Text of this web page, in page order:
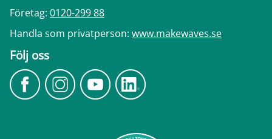
Företag: 0120-299 88
Handla som privatperson: www.makewaves.se
Följ oss